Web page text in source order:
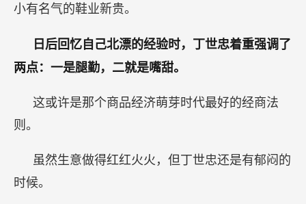
小有名气的鞋业新贵。
日后回忆自己北漂的经验时，丁世忠着重强调了
两点：一是腿勤，二就是嘴甜。
这或许是那个商品经济萌芽时代最好的经商法
则。
虽然生意做得红红火火，但丁世忠还是有郁闷的
时候。